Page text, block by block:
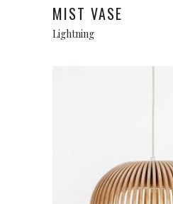
MIST VASE
Lightning